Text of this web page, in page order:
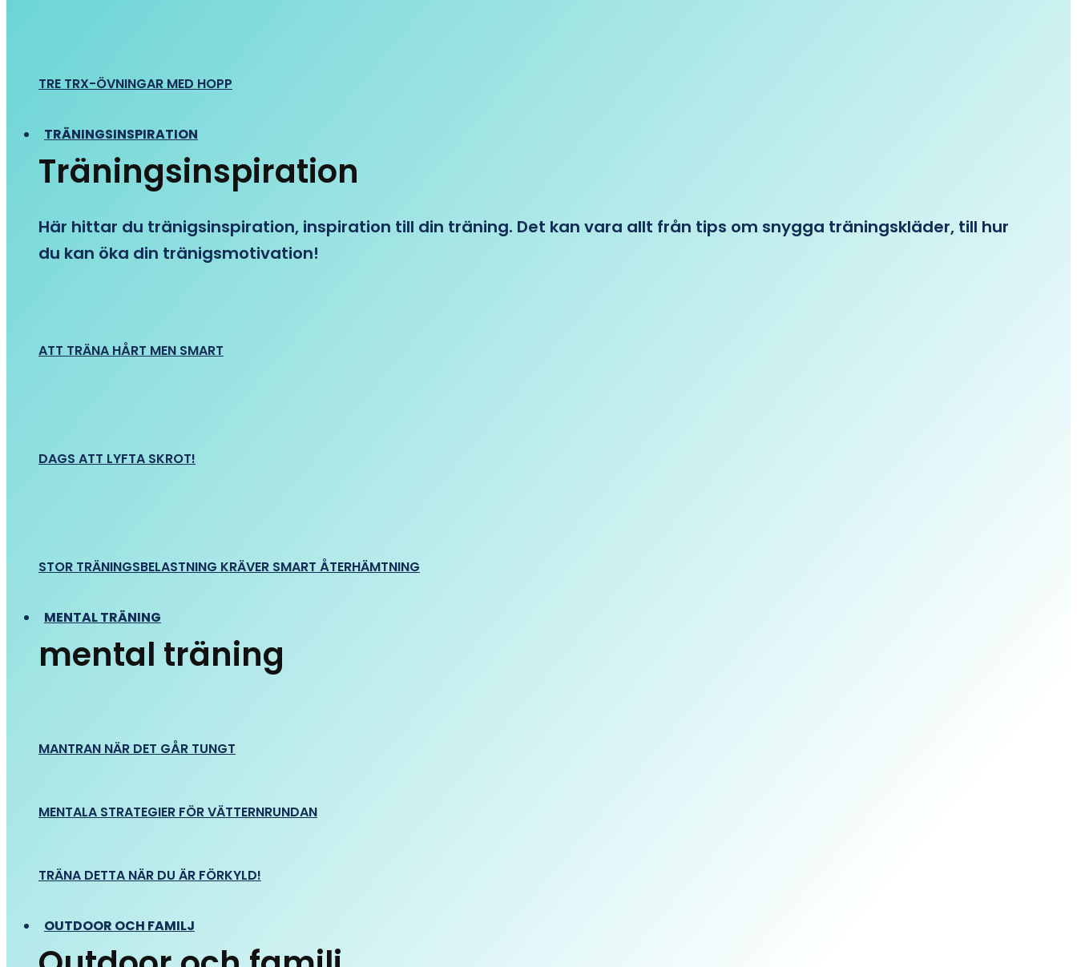
TRE TRX-ÖVNINGAR MED HOPP
TRÄNINGSINSPIRATION
Träningsinspiration
Här hittar du tränigsinspiration, inspiration till din träning. Det kan vara allt från tips om snygga träningskläder, till hur
du kan öka din tränigsmotivation!
ATT TRÄNA HÅRT MEN SMART
DAGS ATT LYFTA SKROT!
STOR TRÄNINGSBELASTNING KRÄVER SMART ÅTERHÄMTNING
MENTAL TRÄNING
mental träning
MANTRAN NÄR DET GÅR TUNGT
MENTALA STRATEGIER FÖR VÄTTERNRUNDAN
TRÄNA DETTA NÄR DU ÄR FÖRKYLD!
OUTDOOR OCH FAMILJ